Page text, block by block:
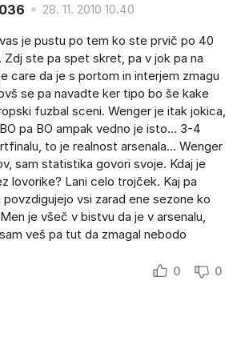
28. 11. 2010 10.40
je pustu po tem ko ste prvič po 40
Zdj ste pa spet skret, pa v jok pa na
care da je s portom in interjem zmagu
se pa navadte ker tipo bo še kake
fuzbal sceni. Wenger je itak jokica,
pa BO ampak vedno je isto... 3-4
to je realnost arsenala... Wenger
sam statistika govori svoje. Kdaj je
lovorike? Lani celo trojček. Kaj pa
povzdigujejo vsi zarad ene sezone ko
je všeč v bistvu da je v arsenalu,
veš pa tut da zmagal nebodo
0 0